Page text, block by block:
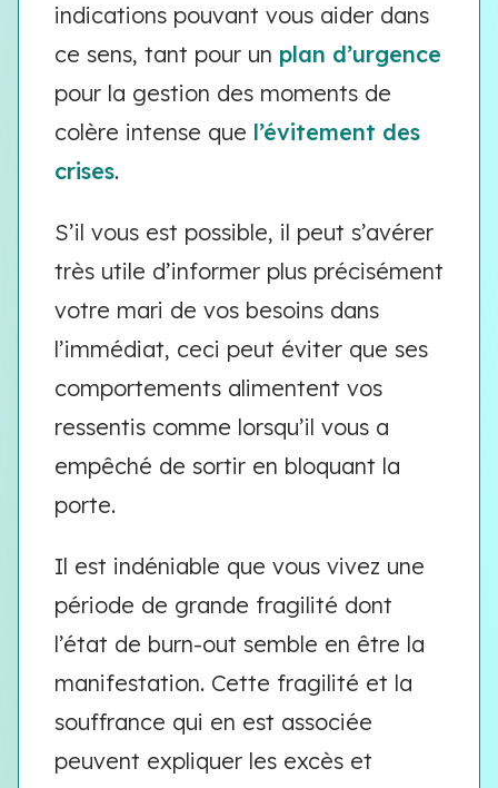
indications pouvant vous aider dans
ce sens, tant pour un plan d’urgence
pour la gestion des moments de
colère intense que l’évitement des
crises.
S’il vous est possible, il peut s’avérer
très utile d’informer plus précisément
votre mari de vos besoins dans
l’immédiat, ceci peut éviter que ses
comportements alimentent vos
ressentis comme lorsqu’il vous a
empêché de sortir en bloquant la
porte.
Il est indéniable que vous vivez une
période de grande fragilité dont
l’état de burn-out semble en être la
manifestation. Cette fragilité et la
souffrance qui en est associée
peuvent expliquer les excès et